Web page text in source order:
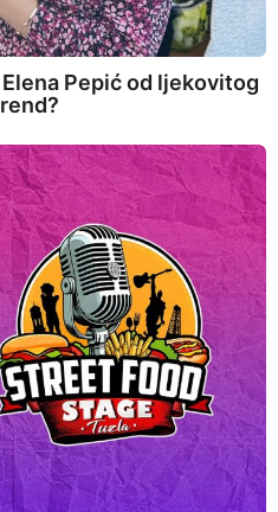
Pepić od ljekovitog